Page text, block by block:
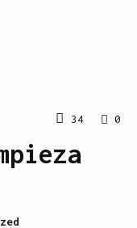
34 0